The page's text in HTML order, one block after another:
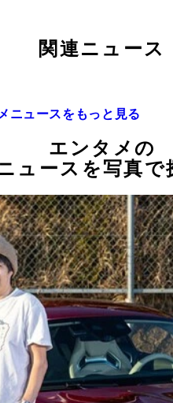
関連ニュース
ニュースをもっと見る
エンタメの
ュースを写真で